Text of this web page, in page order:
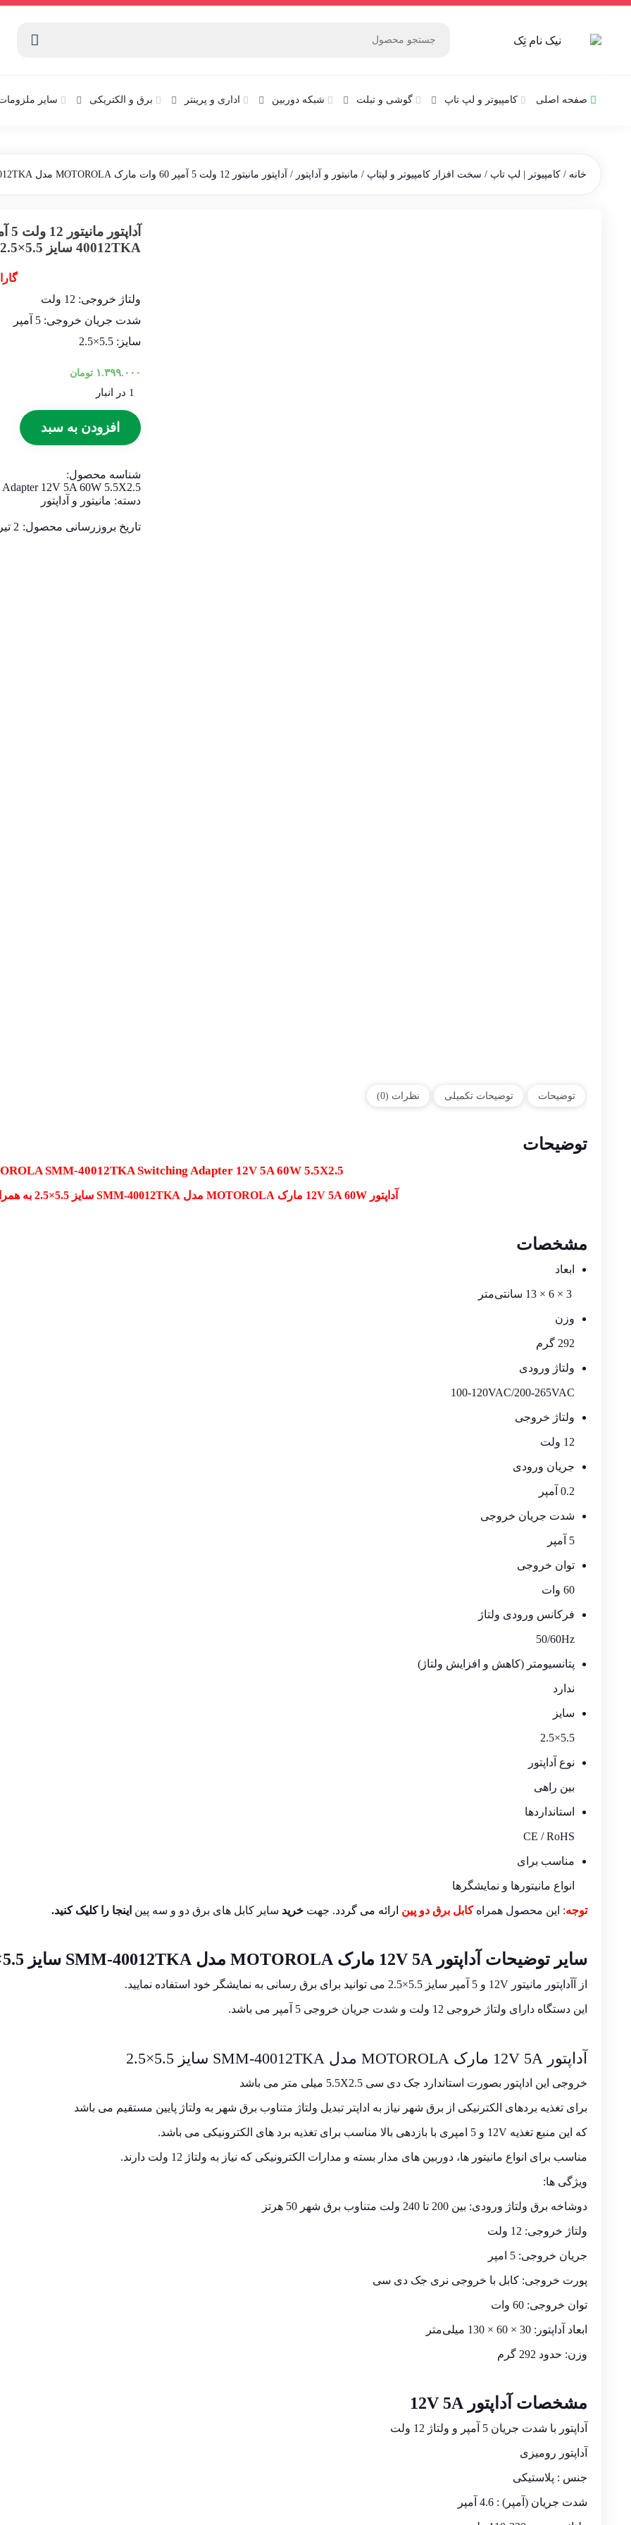
صفحه اصلی کامپیوتر و‌‌‌‌‌ لپ تاپ گوشی و تبلت شبکه دوربین اداری و پرینتر برق و الکتریکی سایر
خانه / کامپیوتر | لپ تاپ / سخت افزار کامپیوتر و لپتاپ / مانیتور و آداپتور / آداپتور مانیتور 12 ولت 5 آمپر 60 وات مارک MOTOROLA مدل SMM-40012TKA سایز 5.5×2.5
40012TKA سایز 5.5×2.5
ولتاژ خروجی: 12 ولت
شدت جریان خروجی: 5 آمپر
سایز: 5.5×2.5
۱.۳۹۹.۰۰۰ تومان
1 در انبار
افزودن به سبد
شناسه محصول:
12V 5A 60W 5.5X2.5
دسته: مانیتور و آداپتور
تاریخ بروزرسانی محصول: 2 تیر 1405
توضیحات توضیحات تکمیلی نظرات (0)
توضیحات
SMM-40012TKA Switching Adapter 12V 5A 60W 5.5X2.5
آداپتور 12V 5A 60W مارک MOTOROLA مدل SMM-40012TKA سایز 5.5×2.5 به همراه کابل برق دو پین
مشخصات
ابعاد
وزن
292 گرم
ولتاژ ورودی
100-120VAC/200-265VAC
ولتاژ خروجی
12 ولت
جریان ورودی
0.2 آمپر
شدت جریان خروجی
5 آمپر
توان خروجی
60 وات
فرکانس ورودی ولتاژ
50/60Hz
پتانسیومتر (کاهش و افزایش ولتاژ)
ندارد
سایز
5.5×2.5
نوع آداپتور
بین راهی
استانداردها
CE / RoHS
مناسب برای
انواع مانیتورها و نمایشگرها
توجه: این محصول همراهکابل برق دو پین ارائه می گردد. جهت خرید سایر کابل های برق دو و سه پین اینجا را کلیک کنید.
سایر توضیحات آداپتور 12V 5A مارک MOTOROLA مدل SMM-40012TKA سایز 5.5×2.5
از آآداپتور مانیتور 12V و 5 آمپر سایز 5.5×2.5 می توانید برای برق رسانی به نمایشگر خود استفاده نمایید.
این دستگاه دارای ولتاژ خروجی 12 ولت و شدت جریان خروجی 5 آمپر می باشد.
آداپتور 12V 5A مارک MOTOROLA مدل SMM-40012TKA سایز 5.5×2.5
خروجی این اداپتور بصورت استاندارد جک دی سی 5.5X2.5 میلی متر می باشد
برای تغذیه بردهای الکترنیکی از برق شهر نیاز به اداپتر تبدیل ولتاژ متناوب برق شهر به ولتاژ پایین مستقیم می باشد
که این منبع تغذیه 12V و 5 امپری با بازدهی بالا مناسب برای تغذیه برد های الکترونیکی می باشد.
مناسب برای انواع مانیتور ها، دوربین های مدار بسته و مدارات الکترونیکی که نیاز به ولتاژ 12 ولت دارند.
ویژگی ها:
دوشاخه برق ولتاژ ورودی: بین 200 تا 240 ولت متناوب برق شهر 50 هرتز
ولتاژ خروجی: 12 ولت
جریان خروجی: 5 امپر
پورت خروجی: کابل با خروجی نری جک دی سی
توان خروجی: 60 وات
ابعاد آداپتور: 30 × 60 × 130 میلی‌متر
وزن: حدود 292 گرم
مشخصات آداپتور 12V 5A
آداپتور با شدت جریان 5 آمپر و ولتاژ 12 ولت
آداپتور رومیزی
جنس : پلاستیکی
شدت جریان (آمپر) : 4.6 آمپر